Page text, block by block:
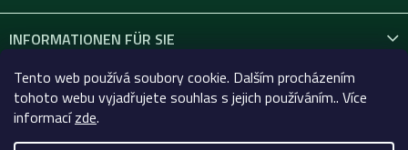
Tento web používá soubory cookie. Dalším procházením
tohoto webu vyjadřujete souhlas s jejich používáním.. Více
informacízde.
INFORMATIONEN FÜR SIE
KONTAKT